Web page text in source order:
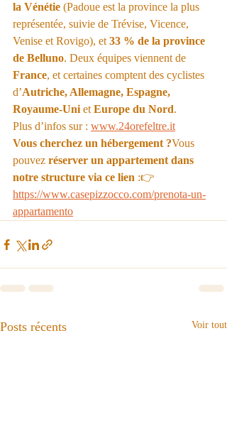
la Vénétie (Padoue est la province la plus
représentée, suivie de Trévise, Vicence,
Venise et Rovigo), et 33 % de la province
de Belluno. Deux équipes viennent de
France, et certaines comptent des cyclistes
d’Autriche, Allemagne, Espagne,
Royaume-Uni et Europe du Nord.
Plus d’infos sur : www.24orefeltre.it
Vous cherchez un hébergement ?Vous
pouvez réserver un appartement dans
notre structure via ce lien :👉
https://www.casepizzocco.com/prenota-un-
appartamento
Posts récents Voir tout